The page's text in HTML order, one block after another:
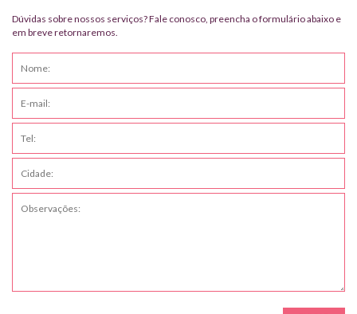
Dúvidas sobre nossos serviços? Fale conosco, preencha o formulário abaixo e
em breve retornaremos.